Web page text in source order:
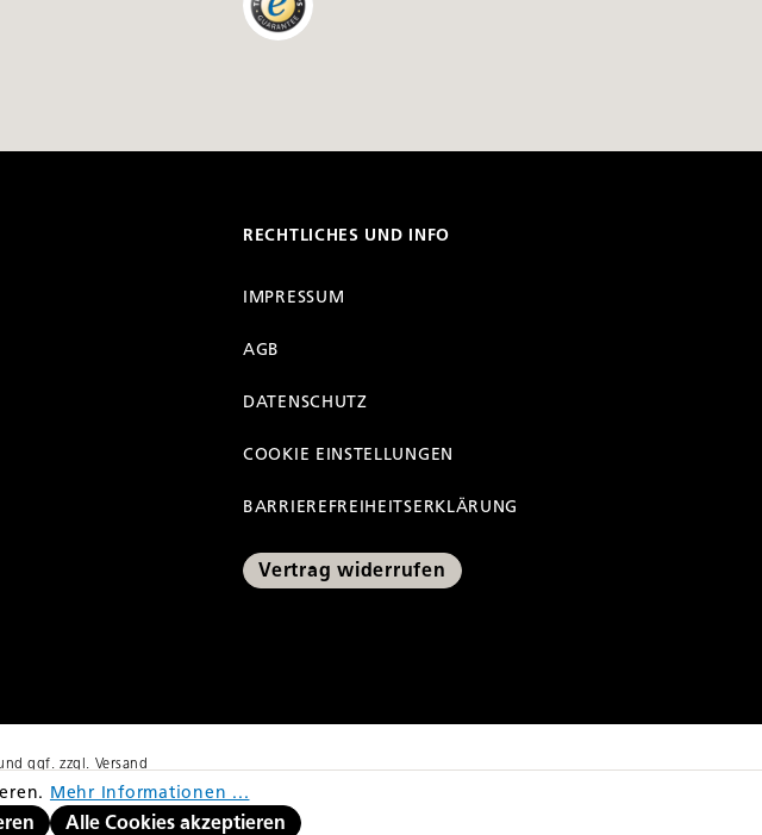
RECHTLICHES UND INFO
IMPRESSUM
AGB
DATENSCHUTZ
COOKIE EINSTELLUNGEN
BARRIEREFREIHEITSERKLÄRUNG
Vertrag widerrufen
ggf. zzgl. Versand
letzten 30 Tage vor Anwendung der Preisermäßigung
GmbH
Mehr Informationen ...
Alle Cookies akzeptieren